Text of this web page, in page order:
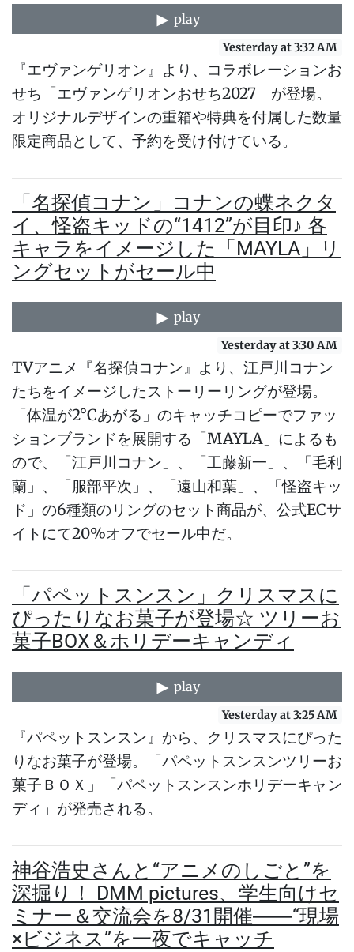
play
Yesterday at 3:32 AM
『エヴァンゲリオン』より、コラボレーションお
せち「エヴァンゲリオンおせち2027」が登場。
オリジナルデザインの重箱や特典を付属した数量
限定商品として、予約を受け付けている。
「名探偵コナン」コナンの蝶ネクタ
イ、怪盗キッドの“1412”が目印♪ 各
キャラをイメージした「MAYLA」リ
ングセットがセール中
play
Yesterday at 3:30 AM
TVアニメ『名探偵コナン』より、江戸川コナン
たちをイメージしたストーリーリングが登場。
「体温が2°Cあがる」のキャッチコピーでファッ
ションブランドを展開する「MAYLA」によるも
ので、「江戸川コナン」、「工藤新一」、「毛利
蘭」、「服部平次」、「遠山和葉」、「怪盗キッ
ド」の6種類のリングのセット商品が、公式ECサ
イトにて20%オフでセール中だ。
「パペットスンスン」クリスマスに
ぴったりなお菓子が登場☆ ツリーお
菓子BOX＆ホリデーキャンディ
play
Yesterday at 3:25 AM
『パペットスンスン』から、クリスマスにぴった
りなお菓子が登場。「パペットスンスンツリーお
菓子ＢＯＸ」「パペットスンスンホリデーキャン
ディ」が発売される。
神谷浩史さんと“アニメのしごと”を
深掘り！ DMM pictures、学生向けセ
ミナー＆交流会を8/31開催――“現場
×ビジネス”を一夜でキャッチ